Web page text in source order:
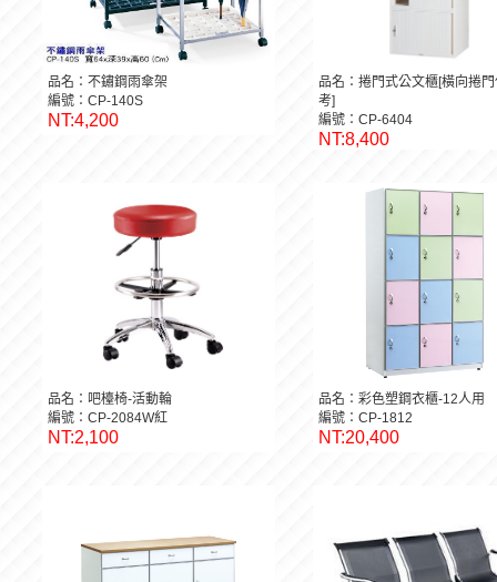
品名：不鏽鋼雨傘架
編號：CP-140S
NT:4,200
品名：捲門式公文櫃[橫向捲
考]
編號：CP-6404
NT:8,400
品名：吧檯椅-活動輪
編號：CP-2084W紅
NT:2,100
品名：彩色塑鋼衣櫃-12人用
編號：CP-1812
NT:20,400